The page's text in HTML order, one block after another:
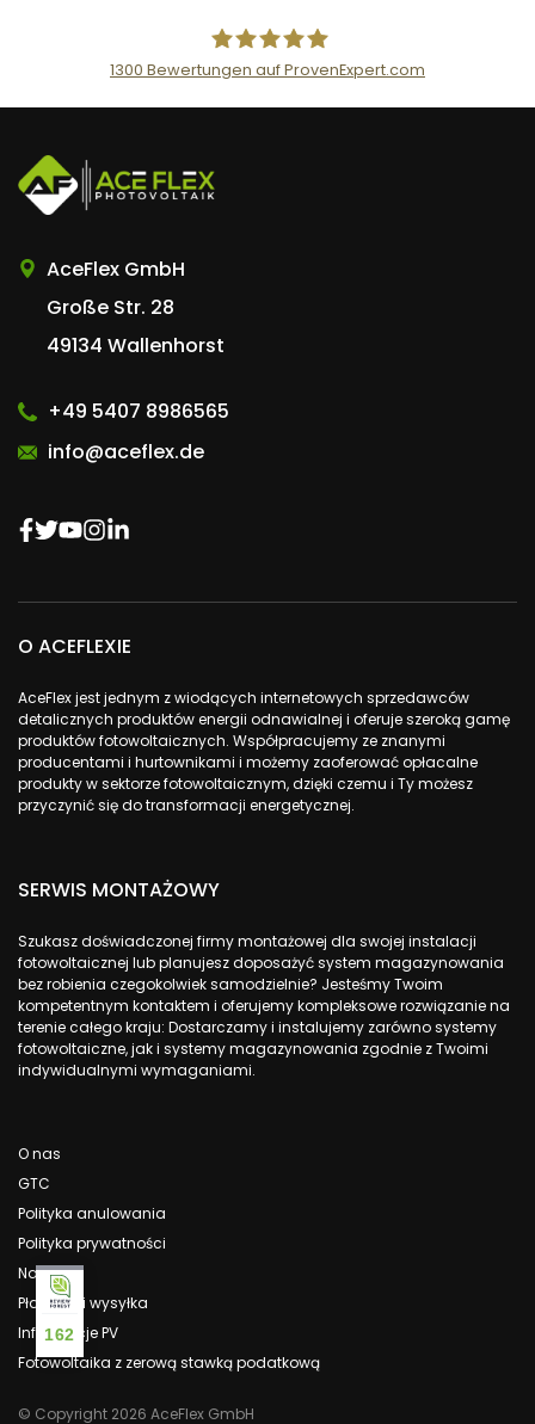
AceFlex GmbH
1300 Bewertungen auf ProvenExpert.com
AceFlex GmbH
Große Str. 28
49134 Wallenhorst
+49 5407 8986565
info@aceflex.de
O ACEFLEXIE
AceFlex jest jednym z wiodących internetowych sprzedawców
detalicznych produktów energii odnawialnej i oferuje szeroką gamę
produktów fotowoltaicznych. Współpracujemy ze znanymi
producentami i hurtownikami i możemy zaoferować opłacalne
produkty w sektorze fotowoltaicznym, dzięki czemu i Ty możesz
przyczynić się do transformacji energetycznej.
SERWIS MONTAŻOWY
Szukasz doświadczonej firmy montażowej dla swojej instalacji
fotowoltaicznej lub planujesz doposażyć system magazynowania
bez robienia czegokolwiek samodzielnie? Jesteśmy Twoim
kompetentnym kontaktem i oferujemy kompleksowe rozwiązanie na
terenie całego kraju: Dostarczamy i instalujemy zarówno systemy
fotowoltaiczne, jak i systemy magazynowania zgodnie z Twoimi
indywidualnymi wymaganiami.
O nas
GTC
Polityka anulowania
Polityka prywatności
Nadruk
Płatność i wysyłka
Informacje PV
Fotowoltaika z zerową stawką podatkową
© Copyright 2026 AceFlex GmbH
162